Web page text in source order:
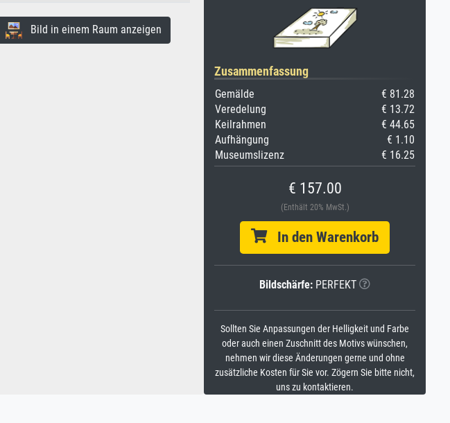
Bild in einem Raum anzeigen
Zusammenfassung
Gemälde
€ 81.28
Veredelung
€ 13.72
Keilrahmen
€ 44.65
Aufhängung
€ 1.10
Museumslizenz
€ 16.25
€ 157.00
(Enthält 20% MwSt.)
In den Warenkorb
Bildschärfe: PERFEKT
Sollten Sie Anpassungen der Helligkeit und Farbe
oder auch einen Zuschnitt des Motivs wünschen,
nehmen wir diese Änderungen gerne und ohne
zusätzliche Kosten für Sie vor. Zögern Sie bitte nicht,
uns zu kontaktieren.